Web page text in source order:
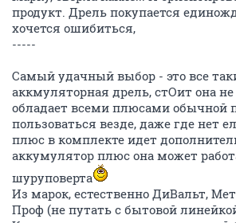
продукт. Дрель покупается
хочется ошибиться,
-----
Самый удачный выбор - это все
аккмуляторная дрель, стОит она
обладает всеми плюсами
пользоваться везде, даже где нет
плюс в комплекте идет
аккумулятор плюс она может
шуруповерта
Из марок, естественно ДиВальт,
Проф (не путать с бытовой